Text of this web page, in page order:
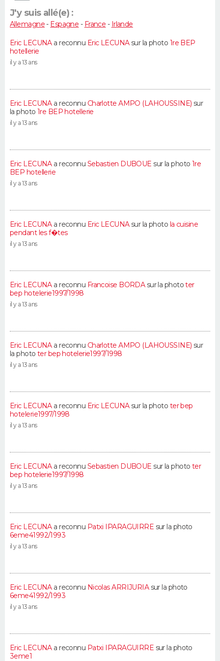
J'y suis allé(e) :
Allemagne- Espagne - France - Irlande
Eric LECUNAa reconnu Eric LECUNAsur la photo 1re BEP
hotellerie
il y a 13 ans
Eric LECUNAa reconnu Charlotte AMPO (LAHOUSSINE) sur
la photo 1re BEP hotellerie
il y a 13 ans
Eric LECUNAa reconnu Sebastien DUBOUE sur la photo 1re
BEP hotellerie
il y a 13 ans
Eric LECUNAa reconnu Eric LECUNAsur la photo la cuisine
pendant les f�tes
il y a 13 ans
Eric LECUNAa reconnu Francoise BORDAsur la phototer
bep hotelerie1997/1998
il y a 13 ans
Eric LECUNAa reconnu Charlotte AMPO (LAHOUSSINE) sur
la photo ter bep hotelerie1997/1998
il y a 13 ans
Eric LECUNAa reconnu Eric LECUNAsur la photo ter bep
hotelerie1997/1998
il y a 13 ans
Eric LECUNAa reconnu Sebastien DUBOUE sur la photo ter
bep hotelerie1997/1998
il y a 13 ans
Eric LECUNAa reconnu Patxi IPARAGUIRRE sur la photo
6eme41992/1993
il y a 13 ans
Eric LECUNAa reconnu Nicolas ARRIJURIAsur la photo
6eme41992/1993
il y a 13 ans
Eric LECUNAa reconnu Patxi IPARAGUIRRE sur la photo
3eme1